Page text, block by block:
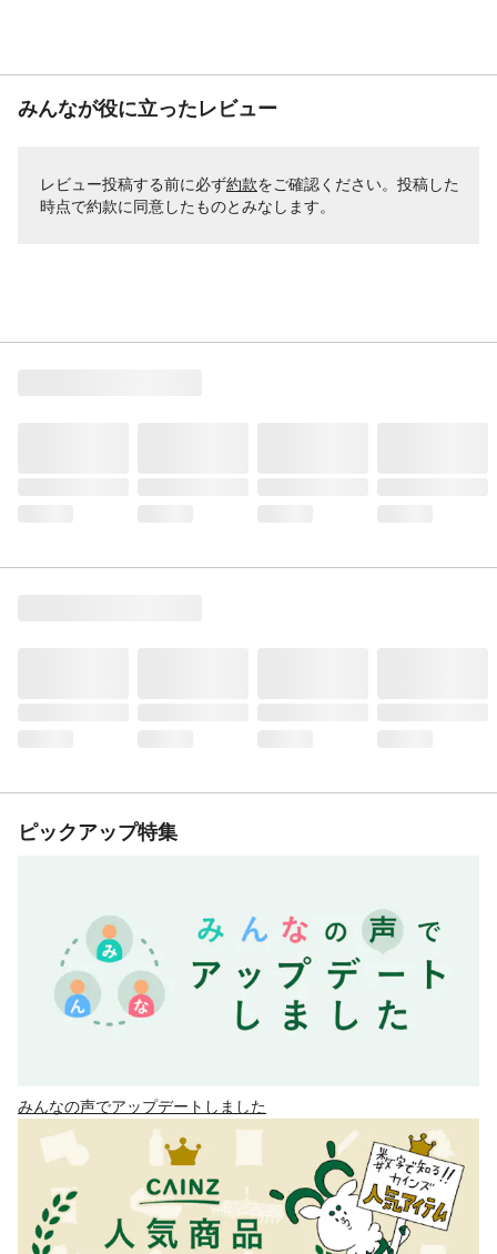
みんなが役に立ったレビュー
レビュー投稿する前に必ず約款をご確認ください。投稿した
時点で約款に同意したものとみなします。
ピックアップ特集
みんなの声でアップデートしました